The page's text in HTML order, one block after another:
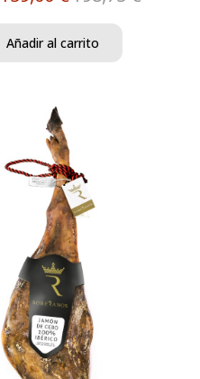
Añadir al carrito